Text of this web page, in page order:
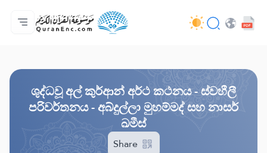
මුල් පිටුව
පරිවර්තන පටුන
Audio
සංවර්ධක සේවා - API
ව්‍යාපෘතිය ගැන
අප අමතන්න
භාෂාව
ශුද්ධවූ අල් කුර්ආන් අර්ථ කථනය - ස්වහීලී
පරිවර්තනය - අබ්දුල්ලා මුහම්මද් සහ නාසර්
ඛමීස්
Share